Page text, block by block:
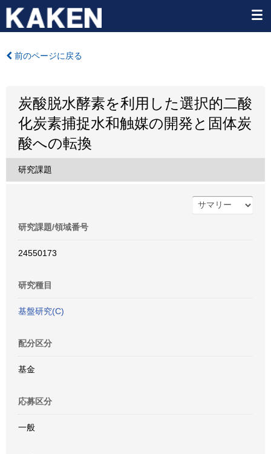
前のページに戻る
炭酸脱水酵素を利用した選択的二酸
化炭素捕捉水和触媒の開発と固体炭
酸への転換
研究課題
研究課題/領域番号
24550173
研究種目
基盤研究(C)
配分区分
基金
応募区分
一般